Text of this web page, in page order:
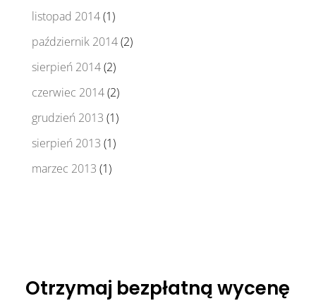
listopad 2014(1)
październik 2014(2)
sierpień 2014(2)
czerwiec 2014(2)
grudzień 2013 (1)
sierpień 2013 (1)
marzec 2013 (1)
Otrzymaj bezpłatną wycenę